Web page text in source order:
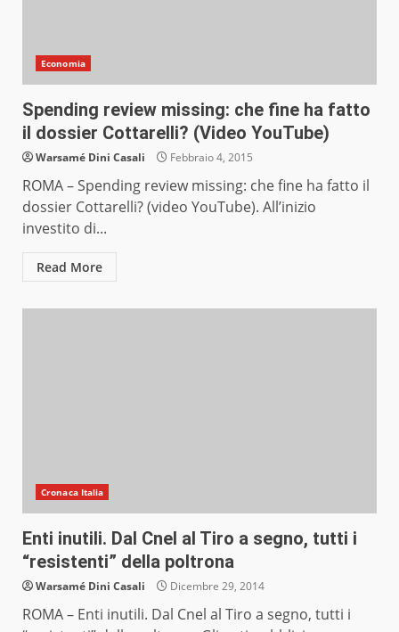
Economia
Spending review missing: che fine ha fatto
il dossier Cottarelli? (Video YouTube)
Warsamé Dini Casali Febbraio 4, 2015
ROMA – Spending review missing: che fine ha fatto il
dossier Cottarelli? (video YouTube). All’inizio
investito di...
Read More
Cronaca Italia
Enti inutili. Dal Cnel al Tiro a segno, tutti i
“resistenti” della poltrona
Warsamé Dini Casali Dicembre 29, 2014
ROMA – Enti inutili. Dal Cnel al Tiro a segno, tutti i